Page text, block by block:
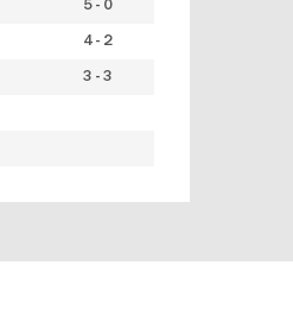
5 - 0
4 - 2
3 - 3